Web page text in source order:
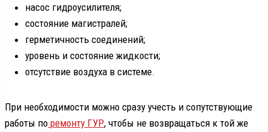
насос гидроусилителя;
состояние магистралей;
герметичность соединений;
уровень и состояние жидкости;
отсутствие воздуха в системе.
При необходимости можно сразу учесть и сопутствующие
работы по ремонту ГУР, чтобы не возвращаться к той же